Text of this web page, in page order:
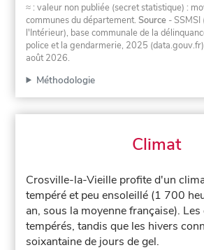
≈ : valeur non publiée (secret statistique) :
communes du département.Source - SSMSI
l'Intérieur), base communale de la
police et la gendarmerie, 2025 (data.gouv.fr)
août 2026.
Méthodologie
Climat
Crosville-la-Vieille profite d'un
tempéré et peu ensoleillé (1 700
an, sous la moyenne française).
tempérés, tandis que les hivers
soixantaine de jours de gel.